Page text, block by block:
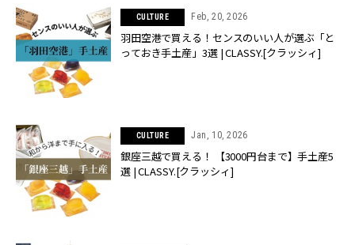
CULTURE Feb, 20, 2026
羽田空港で買える！センスのいい人が選ぶ「と
っておき手土産」3選 | CLASSY.[クラッシィ]
CULTURE Jan, 10, 2026
銀座三越で買える！ 【3000円台まで】手土産5
選 | CLASSY.[クラッシィ]